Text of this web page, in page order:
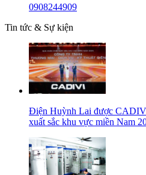
0908244909
Tin tức & Sự kiện
Điện Huỳnh Lai được
xuất sắc khu vực miền Nam